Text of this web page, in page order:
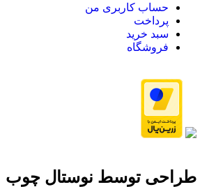
حساب کاربری من
پرداخت
سبد خرید
فروشگاه
طراحی توسط نوستال چوب